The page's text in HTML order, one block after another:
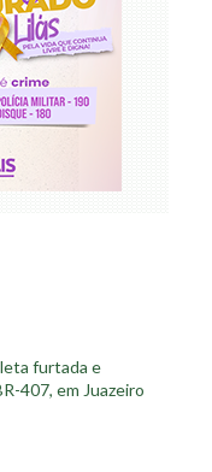
furtada e
407, em Juazeiro